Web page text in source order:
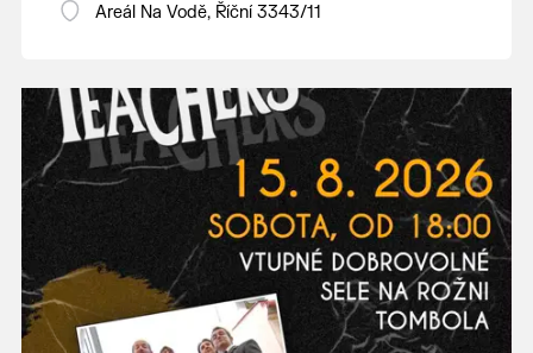
Areál Na Vodě, Říční 3343/11